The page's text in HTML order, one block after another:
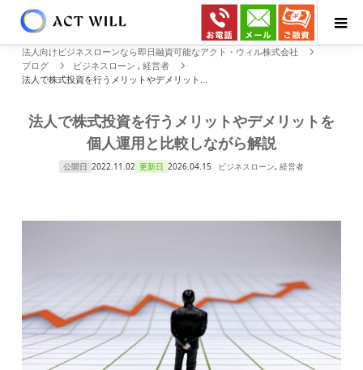
法人向けビジネスローンなら即日融資可能なアクト・ウィル株式会社
ブログ
ビジネスローン ,経営者
法人で株式投資を行うメリットやデメリット...
法人で株式投資を行うメリットやデメリットを
個人運用と比較しながら解説
公開日 2022.11.02 更新日 2026.04.15 ビジネスローン, 経営者